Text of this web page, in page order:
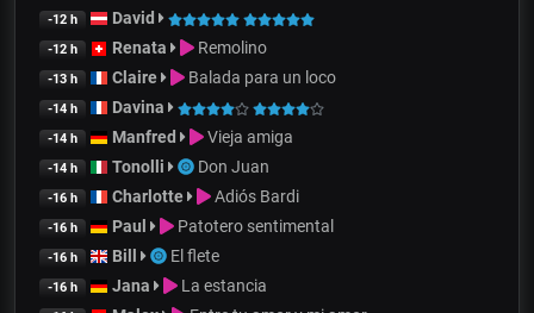
-12 h David
-12 h Renata Remolino
-13 h Claire Balada para un loco
-14 h Davina
-14 h Manfred Vieja amiga
-14 h Tonolli Don Juan
-16 h Charlotte Adiós Bardi
-16 h Paul Patotero sentimental
-16 h Bill El flete
-16 h Jana La estancia